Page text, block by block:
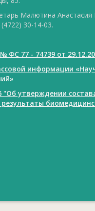
Малютина
30-14-03.
ФС 77 - 74739 от
информации
"Об утверждении